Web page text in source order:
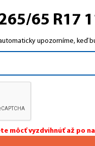
65 R17
upozorníme, keď
môcť vyzdvihnúť až po